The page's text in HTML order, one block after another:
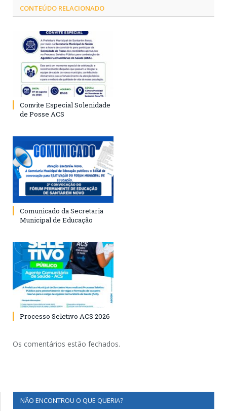
CONTEÚDO RELACIONADO
Convite Especial Solenidade
de Posse ACS
Comunicado da Secretaria
Municipal de Educação
Processo Seletivo ACS 2026
Os comentários estão fechados.
NÃO ENCONTROU O QUE QUERIA?